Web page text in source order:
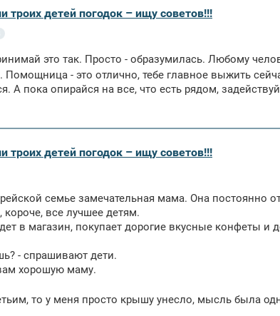
детей погодок – ищу советов!!!
это так. Просто - образумилась. Любому
- это отлично, тебе главное выжить
А пока опирайся на все, что есть рядом,
детей погодок – ищу советов!!!
семье замечательная мама. Она постоянно
все лучшее детям.
в магазин, покупает дорогие вкусные конфеты и
- спрашивают дети.
хорошую маму.
то у меня просто крышу унесло, мысль была